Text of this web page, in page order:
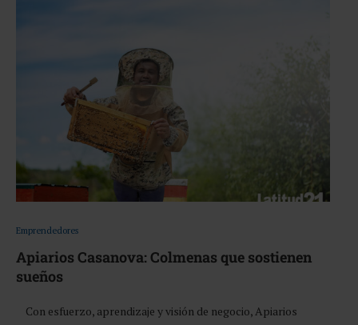
Emprendedores
Apiarios Casanova: Colmenas que sostienen
sueños
Con esfuerzo, aprendizaje y visión de negocio, Apiarios